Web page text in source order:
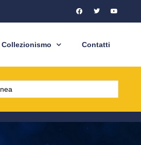
Collezionismo Contatti